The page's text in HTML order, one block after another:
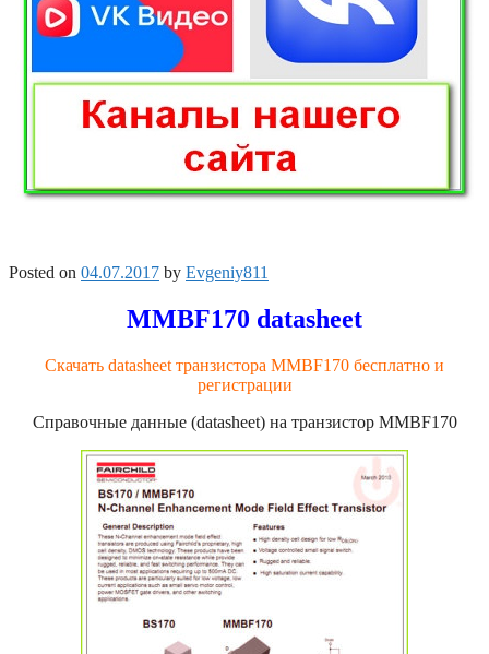
Posted on 04.07.2017 by Evgeniy811
MMBF170 datasheet
Скачать datasheet транзистора MMBF170 бесплатно и
регистрации
Справочные данные (datasheet) на транзистор MMBF170